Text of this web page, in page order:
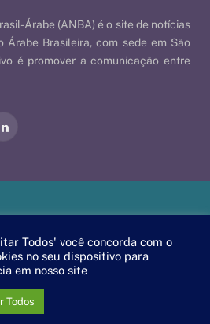
Árabe (ANBA) é o site de notícias
Árabe Brasileira, com sede em São
é promover a comunicação entre
LinkedIn
Todos' você concorda com o
no seu dispositivo para
em nosso site
Todos
EN